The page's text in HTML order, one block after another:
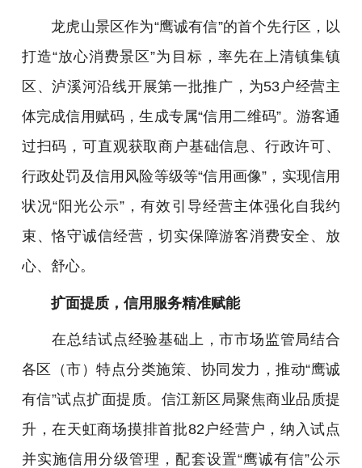
龙虎山景区作为“鹰诚有信”的首个先行区，以
打造“放心消费景区”为目标，率先在上清镇集镇
区、泸溪河沿线开展第一批推广，为53户经营主
体完成信用赋码，生成专属“信用二维码”。游客通
过扫码，可直观获取商户基础信息、行政许可、
行政处罚及信用风险等级等“信用画像”，实现信用
状况“阳光公示”，有效引导经营主体强化自我约
束、恪守诚信经营，切实保障游客消费安全、放
心、舒心。
扩面提质，信用服务精准赋能
在总结试点经验基础上，市市场监管局结合
各区（市）特点分类施策、协同发力，推动“鹰诚
有信”试点扩面提质。信江新区局聚焦商业品质提
升，在天虹商场摸排首批82户经营户，纳入试点
并实施信用分级管理，配套设置“鹰诚有信”公示